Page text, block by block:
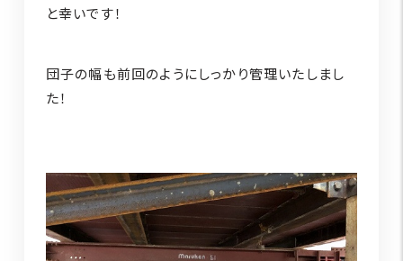
と幸いです！
団子の幅も前回のようにしっかり管理いたしまし
た！